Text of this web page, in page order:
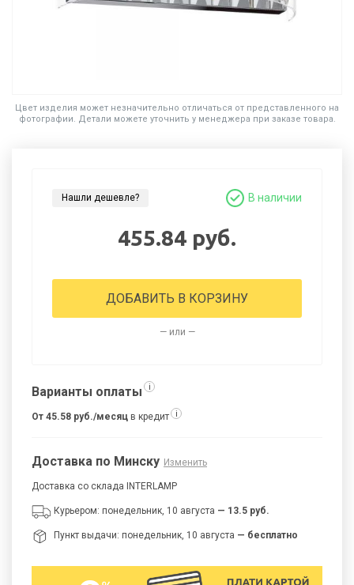
Цвет изделия может незначительно отличаться от представленного на
фотографии. Детали можете уточнить у менеджера при заказе товара.
Нашли дешевле? В наличии
455.84 руб.
ДОБАВИТЬ В КОРЗИНУ
— или —
Варианты оплаты i
От 45.58 руб./месяц в кредит i
Доставка по Минску Изменить
Доставка со склада INTERLAMP
Курьером: понедельник, 10 августа — 13.5 руб.
Пункт выдачи: понедельник, 10 августа — бесплатно